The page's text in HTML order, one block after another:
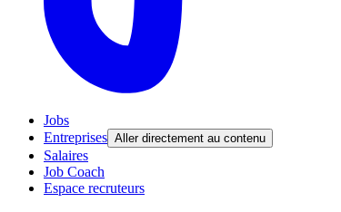
Jobs
Entreprises Aller directement au contenu
Salaires
Job Coach
Espace recruteurs